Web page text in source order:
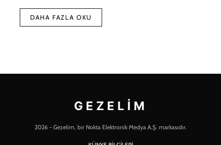
DAHA FAZLA OKU
GEZELIM
2026 - Gezelim, bir Nokta Elektronik Medya A.Ş. markasıdır.